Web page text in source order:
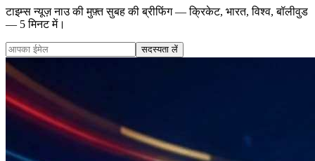
टाइम्स न्यूज़ नाउ की मुफ़्त सुबह की ब्रीफिंग — क्रिकेट, भारत, विश्व, बॉलीवुड
— 5 मिनट में।
सदस्यता लें